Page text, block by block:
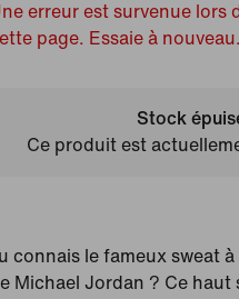
erreur est survenue lors
page. Essaie à nouveau.
Stock
Ce produit est
connais le fameux sweat
Michael Jordan ? Ce haut